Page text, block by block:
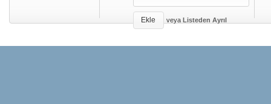
Ekle veya Listeden Ayrıl